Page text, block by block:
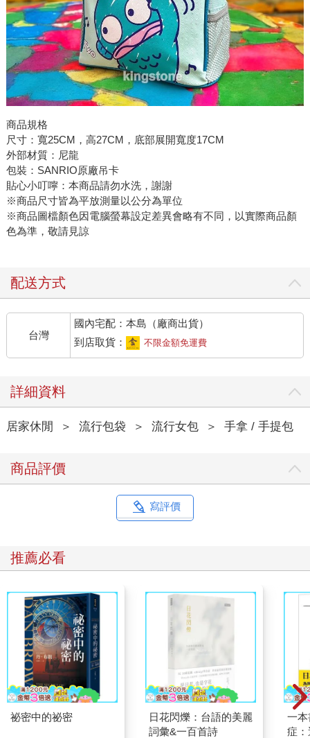
商品規格
尺寸：寬25CM，高27CM，底部展開寬度17CM
外部材質：尼龍
包裝：SANRIO原廠吊卡
貼心小叮嚀：本商品請勿水洗，謝謝
※商品尺寸皆為平放測量以公分為單位
※商品圖檔顏色因電腦螢幕設定差異會略有不同，以實際商品顏
色為準，敬請見諒
配送方式
台灣
國內宅配：本島（廠商出貨）
到店取貨：
不限金額免運費
詳細資料
居家休閒 ＞ 流行包袋 ＞ 流行女包 ＞ 手拿 / 手提包
商品評價
寫評價
推薦必看
祕密中的祕密
日花閃爍：台語的美麗
詞彙&一百首詩
一
症